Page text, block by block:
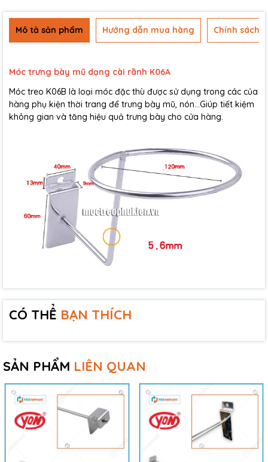
Mô tả sản phẩm Hướng dẫn mua hàng Chính sách
Móc trưng bày mũ dạng cài rãnh K06A
Móc treo K06B là loại móc đặc thù được sử dụng trong các của
hàng phụ kiện thời trang để trưng bày mũ, nón...Giúp tiết kiệm
không gian và tăng hiệu quả trưng bày cho cửa hàng.
CÓ THỂ BẠN THÍCH
SẢN PHẨM LIÊN QUAN